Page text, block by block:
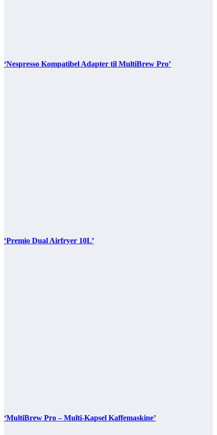
‘Nespresso Kompatibel Adapter til MultiBrew Pro’
‘Premio Dual Airfryer 10L’
‘MultiBrew Pro – Multi-Kapsel Kaffemaskine’